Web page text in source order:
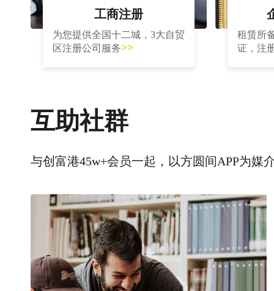
工商注册
为您提供全国十二城，3大自贸
区注册公司服务>>
租赁所
证，注
互助社群
与创富港45w+会员一起，以方圆间APP为媒